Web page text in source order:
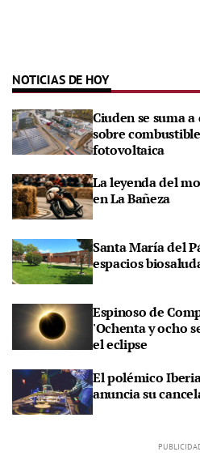
NOTICIAS DE HOY
Ciuden se suma
sobre
fotovoltaica
La leyenda del
en La Bañeza
Santa María del
espacios
Espinoso de
'Ochenta y ocho
el eclipse
El polémico
anuncia su